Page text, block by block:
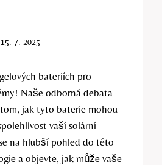
15. 7. 2025
bateriích pro
Naše odborná debata
jak tyto baterie mohou
vaší solární
na hlubší pohled do této
a objevte, jak může vaše